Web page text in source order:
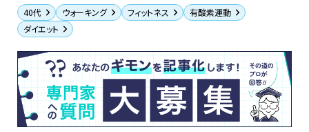
40代 ウォーキング フィットネス
有酸素運動
ダイエット